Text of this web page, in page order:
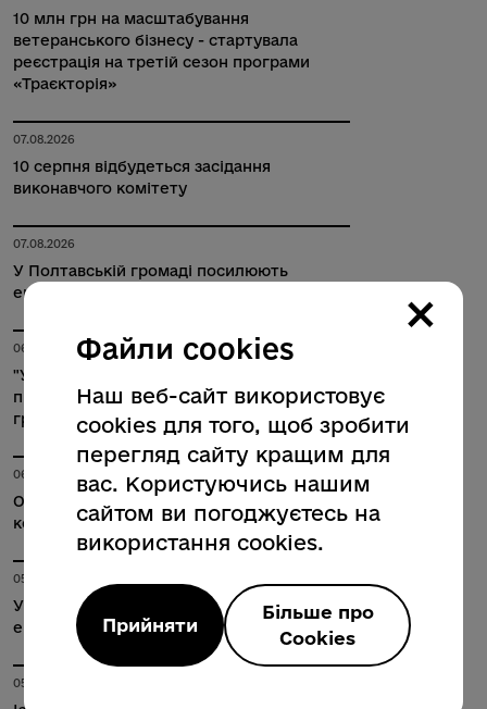
10 млн грн на масштабування
ветеранського бізнесу - стартувала
реєстрація на третій сезон програми
«Траєкторія»
07.08.2026
10 серпня відбудеться засідання
виконавчого комітету
07.08.2026
У Полтавській громаді посилюють
енергоефективність медзакладів
06.08.2026
"Укргазвидобування" реалізовує соціальні
проєкти у старостатах Полтавської
громади
06.08.2026
Оголошення Управління майном
комунальної власності міста
05.08.2026
У міській раді планують провести
екскурсію для молоді громади
05.08.2026
×
Файли cookies
Наш веб-сайт використовує
cookies для того, щоб зробити
перегляд сайту кращим для
вас. Користуючись нашим
сайтом ви погоджуєтесь на
використання cookies.
Прийняти
Більше про
Cookies